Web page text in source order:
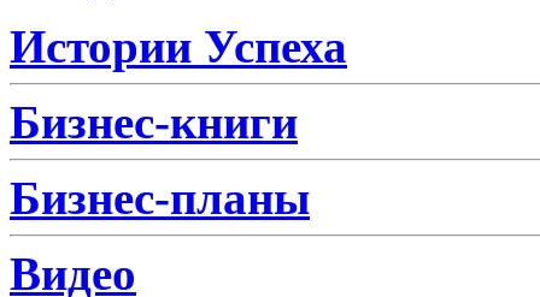
Истории Успеха
Бизнес-книги
Бизнес-планы
Видео